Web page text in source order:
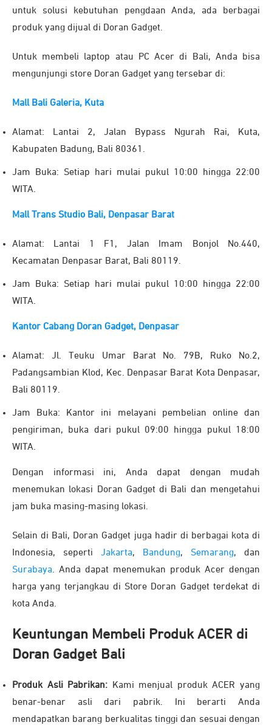
untuk solusi kebutuhan pengdaan Anda, ada berbagai
produk yang dijual di Doran Gadget.
Untuk membeli laptop atau PC Acer di Bali, Anda bisa
mengunjungi store Doran Gadget yang tersebar di:
Mall Bali Galeria, Kuta
Alamat: Lantai 2, Jalan Bypass Ngurah Rai, Kuta,
Kabupaten Badung, Bali 80361.
Jam Buka: Setiap hari mulai pukul 10:00 hingga 22:00
WITA.
Mall Trans Studio Bali, Denpasar Barat
Alamat: Lantai 1 F1, Jalan Imam Bonjol No.440,
Kecamatan Denpasar Barat, Bali 80119.
Jam Buka: Setiap hari mulai pukul 10:00 hingga 22:00
WITA.
Kantor Cabang Doran Gadget, Denpasar
Alamat: Jl. Teuku Umar Barat No. 79B, Ruko No.2,
Padangsambian Klod, Kec. Denpasar Barat Kota Denpasar,
Bali 80119.
Jam Buka: Kantor ini melayani pembelian online dan
pengiriman, buka dari pukul 09:00 hingga pukul 18:00
WITA.
Dengan informasi ini, Anda dapat dengan mudah
menemukan lokasi Doran Gadget di Bali dan mengetahui
jam buka masing-masing lokasi.
Selain di Bali, Doran Gadget juga hadir di berbagai kota di
Indonesia, seperti Jakarta, Bandung, Semarang, dan
Surabaya. Anda dapat menemukan produk Acer dengan
harga yang terjangkau di Store Doran Gadget terdekat di
kota Anda.
Keuntungan Membeli Produk ACER di
Doran Gadget Bali
Produk Asli Pabrikan: Kami menjual produk ACER yang
benar-benar asli dari pabrik. Ini berarti Anda
mendapatkan barang berkualitas tinggi dan sesuai dengan